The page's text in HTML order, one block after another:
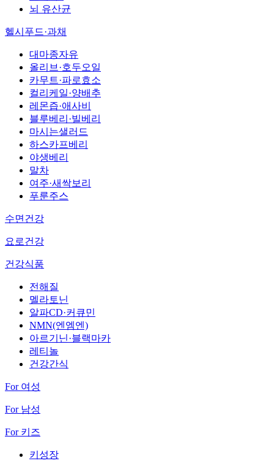
뇌 유산균
헬시푸드·과채
대마종자유
올리브·호두오일
카무트·파로효소
컬리케일·양배추
레몬즙·애사비
블루베리·빌베리
마시는샐러드
하스카프베리
야생베리
말차
여주·새싹보리
푸룬주스
수면건강
요로건강
건강식품
전해질
멜라토닌
알파CD·커큐민
NMN(엔엠엔)
아르기닌·블랙마카
레티놀
건강간식
For 여성
For 남성
For 키즈
키성장